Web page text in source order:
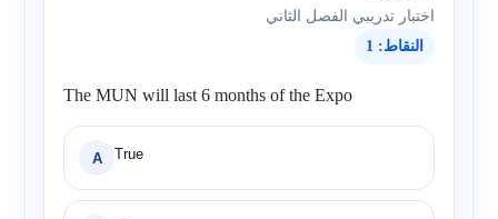
اختبار تدريبي الفصل الثاني
النقاط: 1
The MUN will last 6 months of the Expo
A True